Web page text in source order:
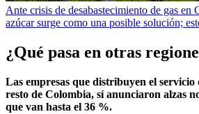
Ante crisis de desabastecimiento de gas en
azúcar surge como una posible solución;
¿Qué pasa en otras
Las empresas que distribuyen el servicio
resto de Colombia, sí anunciaron alzas
que van hasta el 36 %.